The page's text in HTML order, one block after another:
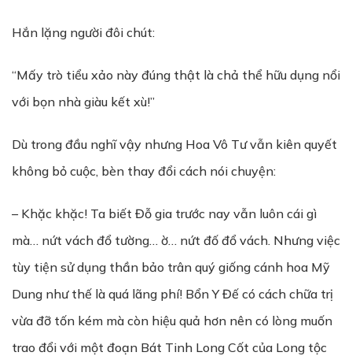
Hắn lặng người đôi chút:
“Mấy trò tiểu xảo này đúng thật là chả thể hữu dụng nổi
với bọn nhà giàu kết xù!”
Dù trong đầu nghĩ vậy nhưng Hoa Vô Tư vẫn kiên quyết
không bỏ cuộc, bèn thay đổi cách nói chuyện:
– Khặc khặc! Ta biết Đỗ gia trước nay vẫn luôn cái gì
mà… nứt vách đổ tường… ờ… nứt đố đổ vách. Nhưng việc
tùy tiện sử dụng thần bảo trân quý giống cánh hoa Mỹ
Dung như thế là quá lãng phí! Bổn Y Đế có cách chữa trị
vừa đỡ tốn kém mà còn hiệu quả hơn nên có lòng muốn
trao đổi với một đoạn Bát Tinh Long Cốt của Long tộc